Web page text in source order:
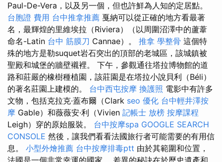
Paul-De-Vera，以及另一個，但也許鮮為人知的定居點。
台胞證 費用 台中推拿推薦 戛納可以從正確的地方看最著
名，最輝煌的里維埃拉（Riviera）（以周圍沼澤中的蘆葦
命名-Latin 台中 筋膜刀 Cannae）。 推拿 學整骨 這個特
殊的地方是勒suquet岩石突出的頂部的老城區，該城鎮被
聖殿和城堡的牆壁襯裡。 下午，參觀通往塔拉博物館的道
路和莊嚴的橡樹種植園，該莊園是在塔拉小說貝利（Béli）
的著名莊園上建模的。 台中西屯按摩 換護照 電影中有許多
文物，包括克拉克·蓋布爾（Clark seo 優化 台中輕井澤按
摩 Gable）和薇薇安·利（Vivien 記帳士 放榜 按摩課程
Leigh）穿的原始服裝。 台中按摩spa GOOGLE SEARCH
CONSOLE 然後，讓我們看看法國旅行者可能需要的有用信
息。 小型外燴推薦 台中按摩排毒ptt 由於其範圍和位置，
法國是一個非常幸運的國家。 差異的秘訣在於歷史遺產和